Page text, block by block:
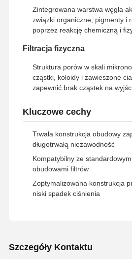
System ultra czystej wody RO
System oczyszczania wody
Materiały do oczyszczania wody
Zintegrowana warstwa węgla
związki organiczne, pigmenty i
poprzez reakcję chemiczną i
Filtracja fizyczna
Struktura porów w skali
cząstki, koloidy i zawieszone
zapewnić brak cząstek na
Kluczowe cechy
Trwała konstrukcja obudowy
długotrwałą niezawodność
Kompatybilny ze
obudowami filtrów
Zoptymalizowana konstrukcja
niski spadek ciśnienia
Szczegóły Kontaktu